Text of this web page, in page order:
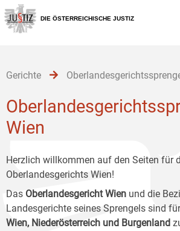
Zur
Hauptnavigation
[1]
Zum
Inhalt
[2]
Zum
Untermenü
[3]
DIE ÖSTERREICHISCHE JUSTIZ
Gerichte
Wien
Herzlich willkommen auf den Seiten für
Oberlandesgerichts Wien!
Das Oberlandesgericht Wien und die
Landesgerichte seines Sprengels sind
Wien, Niederösterreich und Burgenland